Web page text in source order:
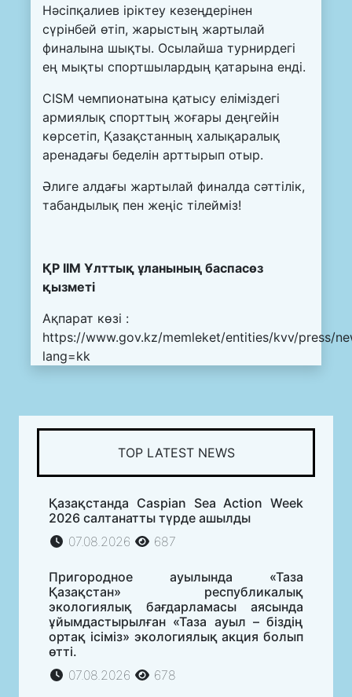
Нәсіпқалиев іріктеу кезеңдерінен
сүрінбей өтіп, жарыстың жартылай
финалына шықты. Осылайша турнирдегі
ең мықты спортшылардың қатарына енді.
CISM чемпионатына қатысу еліміздегі
армиялық спорттың жоғары деңгейін
көрсетіп, Қазақстанның халықаралық
аренадағы беделін арттырып отыр.
Әлиге алдағы жартылай финалда сәттілік,
табандылық пен жеңіс тілейміз!
ҚР ІІМ Ұлттық ұланының баспасөз
қызметі
Ақпарат көзі :
https://www.gov.kz/memleket/entities/kvv/press/
lang=kk
TOP LATEST NEWS
Қазақстанда Caspian Sea Action Week
2026 салтанатты түрде ашылды
07.08.2026
687
Пригородное ауылында «Таза
Қазақстан» республикалық
экологиялық бағдарламасы аясында
ұйымдастырылған «Таза ауыл – біздің
ортақ ісіміз» экологиялық акция болып
өтті.
07.08.2026
678